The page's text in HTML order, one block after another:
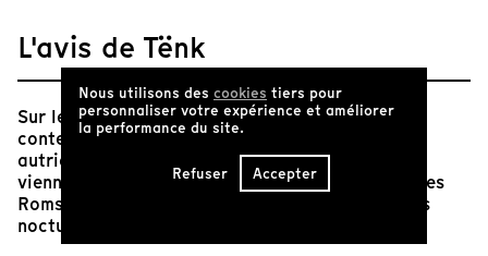
L'avis de Tënk
Sur les rives du Danube, à l’ombre des porte-
conteneurs et des ponts suspendus, le cinéaste
autrichien Patric Chiha s’immerge dans la nuit
viennoise pour recueillir les confidences de jeunes
Roms bulgares venus se prostituer dans les bars
nocturnes de la ville impériale.
Nous utilisons des cookies tiers pour
personnaliser votre expérience et améliorer
la performance du site.
Refuser Accepter